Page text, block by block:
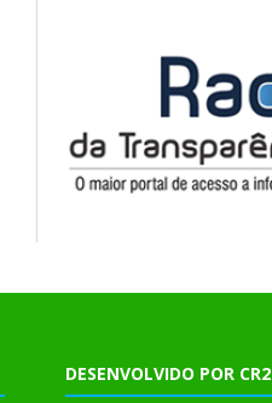
DESENVOLVIDO POR CR2